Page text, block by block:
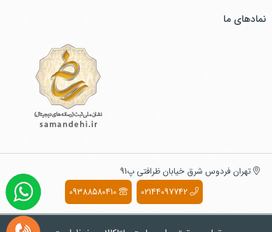
نمادهای ما
تهران فردوس شرق خیابان ظرافتی پ91
02144097742
09388580410